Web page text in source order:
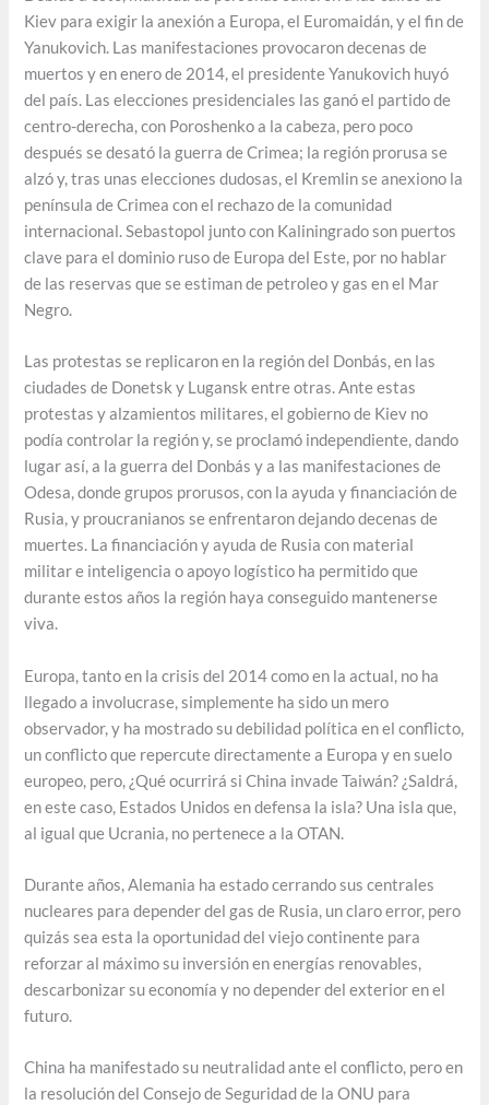
Kiev para exigir la anexión a Europa, el Euromaidán, y el fin de
Yanukovich. Las manifestaciones provocaron decenas de
muertos y en enero de 2014, el presidente Yanukovich huyó
del país. Las elecciones presidenciales las ganó el partido de
centro-derecha, con Poroshenko a la cabeza, pero poco
después se desató la guerra de Crimea; la región prorusa se
alzó y, tras unas elecciones dudosas, el Kremlin se anexiono la
península de Crimea con el rechazo de la comunidad
internacional. Sebastopol junto con Kaliningrado son puertos
clave para el dominio ruso de Europa del Este, por no hablar
de las reservas que se estiman de petroleo y gas en el Mar
Negro.
Las protestas se replicaron en la región del Donbás, en las
ciudades de Donetsk y Lugansk entre otras. Ante estas
protestas y alzamientos militares, el gobierno de Kiev no
podía controlar la región y, se proclamó independiente, dando
lugar así, a la guerra del Donbás y a las manifestaciones de
Odesa, donde grupos prorusos, con la ayuda y financiación de
Rusia, y proucranianos se enfrentaron dejando decenas de
muertes. La financiación y ayuda de Rusia con material
militar e inteligencia o apoyo logístico ha permitido que
durante estos años la región haya conseguido mantenerse
viva.
Europa, tanto en la crisis del 2014 como en la actual, no ha
llegado a involucrase, simplemente ha sido un mero
observador, y ha mostrado su debilidad política en el conflicto,
un conflicto que repercute directamente a Europa y en suelo
europeo, pero, ¿Qué ocurrirá si China invade Taiwán? ¿Saldrá,
en este caso, Estados Unidos en defensa la isla? Una isla que,
al igual que Ucrania, no pertenece a la OTAN.
Durante años, Alemania ha estado cerrando sus centrales
nucleares para depender del gas de Rusia, un claro error, pero
quizás sea esta la oportunidad del viejo continente para
reforzar al máximo su inversión en energías renovables,
descarbonizar su economía y no depender del exterior en el
futuro.
China ha manifestado su neutralidad ante el conflicto, pero en
la resolución del Consejo de Seguridad de la ONU para